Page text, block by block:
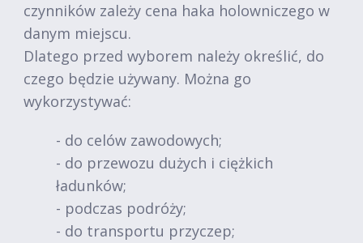
czynników zależy cena haka holowniczego w
danym miejscu.
Dlatego przed wyborem należy określić, do
czego będzie używany. Można go
wykorzystywać:
- do celów zawodowych;
- do przewozu dużych i ciężkich
ładunków;
- podczas podróży;
- do transportu przyczep;